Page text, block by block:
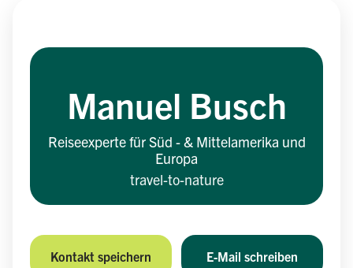
Manuel Busch
Reiseexperte für Süd - & Mittelamerika und
Europa
travel-to-nature
Kontakt speichern E-Mail schreiben